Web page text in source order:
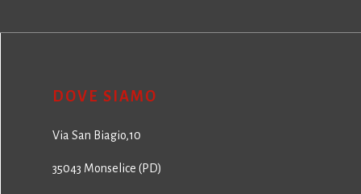
DOVE SIAMO
Via San Biagio,10
35043 Monselice (PD)